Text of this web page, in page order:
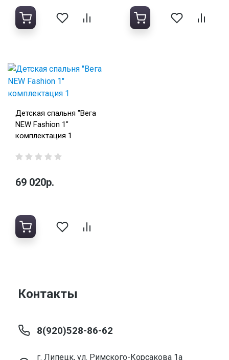
Детская спальня "Вега
NEW Fashion 1"
комплектация 1
69 020р.
Контакты
8(920)528-86-62
г. Липецк, ул. Римского-Корсакова 1а